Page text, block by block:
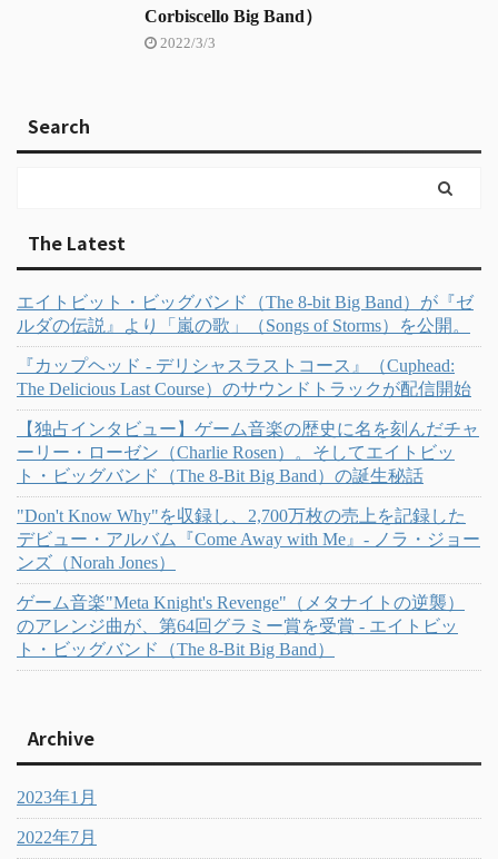
Corbiscello Big Band）
2022/3/3
Search
The Latest
エイトビット・ビッグバンド（The 8-bit Big Band）が『ゼ
ルダの伝説』より「嵐の歌」（Songs of Storms）を公開。
『カップヘッド - デリシャスラストコース』（Cuphead:
The Delicious Last Course）のサウンドトラックが配信開始
【独占インタビュー】ゲーム音楽の歴史に名を刻んだチャ
ーリー・ローゼン（Charlie Rosen）。そしてエイトビッ
ト・ビッグバンド（The 8-Bit Big Band）の誕生秘話
"Don't Know Why"を収録し、2,700万枚の売上を記録した
デビュー・アルバム『Come Away with Me』- ノラ・ジョー
ンズ（Norah Jones）
ゲーム音楽"Meta Knight's Revenge"（メタナイトの逆襲）
のアレンジ曲が、第64回グラミー賞を受賞 - エイトビッ
ト・ビッグバンド（The 8-Bit Big Band）
Archive
2023年1月
2022年7月